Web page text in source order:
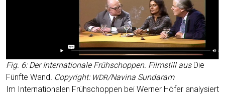
Fig. 6: Der Inter­na­tio­na­le Früh­schop­pen. Film­still aus Die
Fünf­te Wand. Copy­right: WDR/Navina Sundaram
Im Inter­na­tio­na­len Früh­schop­pen bei Wer­ner Höfer ana­ly­siert